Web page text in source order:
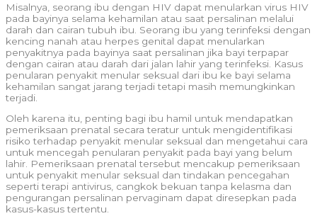
Misalnya, seorang ibu dengan HIV dapat menularkan virus HIV
pada bayinya selama kehamilan atau saat persalinan melalui
darah dan cairan tubuh ibu. Seorang ibu yang terinfeksi dengan
kencing nanah atau herpes genital dapat menularkan
penyakitnya pada bayinya saat persalinan jika bayi terpapar
dengan cairan atau darah dari jalan lahir yang terinfeksi. Kasus
penularan penyakit menular seksual dari ibu ke bayi selama
kehamilan sangat jarang terjadi tetapi masih memungkinkan
terjadi.
Oleh karena itu, penting bagi ibu hamil untuk mendapatkan
pemeriksaan prenatal secara teratur untuk mengidentifikasi
risiko terhadap penyakit menular seksual dan mengetahui cara
untuk mencegah penularan penyakit pada bayi yang belum
lahir. Pemeriksaan prenatal tersebut mencakup pemeriksaan
untuk penyakit menular seksual dan tindakan pencegahan
seperti terapi antivirus, cangkok bekuan tanpa kelasma dan
pengurangan persalinan pervaginam dapat diresepkan pada
kasus-kasus tertentu.